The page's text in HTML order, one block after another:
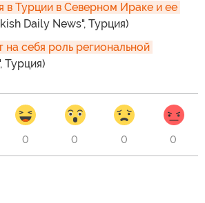
в Турции в Северном Ираке и ее
Daily News", Турция)
на себя роль региональной
Турция)
0 0 0 0